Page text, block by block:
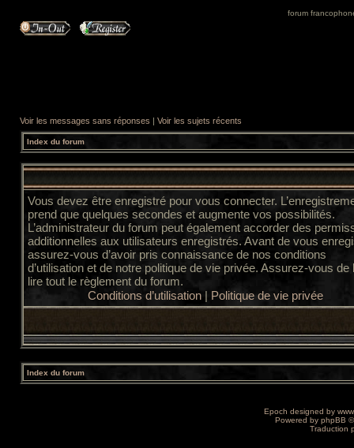
forum
Voir les messages sans réponses | Voir les sujets récents
Index du forum
Vous devez être enregistré pour vous connecter.
prend que quelques secondes et augmente vos possibilités.
L’administrateur du forum peut également accorder des
additionnelles aux utilisateurs enregistrés. Avant de vous
assurez-vous d’avoir pris connaissance de nos conditions
d’utilisation et de notre politique de vie privée. Assurez-vous de
lire tout le règlement du forum.
Conditions d’utilisation| Politique de vie privée
Index du forum
Epoch designed by
Powered by phpBB
Traduction